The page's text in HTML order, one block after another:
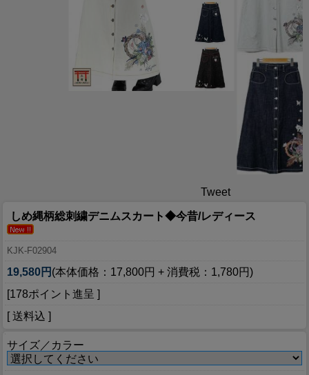
Tweet
しめ縄柄総刺繍デニムスカート◆今昔/レディース
KJK-F02904
19,580円 (本体価格：17,800円 + 消費税：1,780円)
[178ポイント進呈 ]
[ 送料込 ]
サイズ／カラー